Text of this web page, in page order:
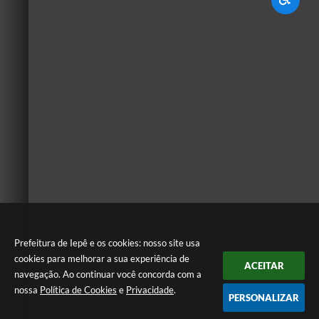
Prefeitura de Iepê e os cookies: nosso site usa
cookies para melhorar a sua experiência de
navegação. Ao continuar você concorda com a
nossa Política de Cookies e Privacidade.
ACEITAR
PERSONALIZAR